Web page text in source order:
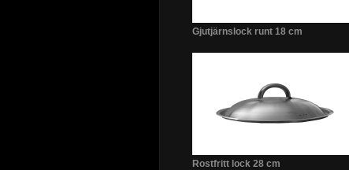
Gjutjärnslock runt 18 cm
Rostfritt lock 28 cm